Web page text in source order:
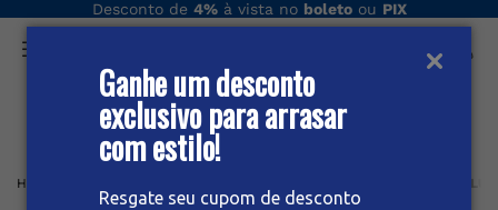
Ganhe um desconto
exclusivo para arrasar
com estilo!
Resgate seu cupom de desconto
Desconto de 4%à vista no boletoou PIX
O que você procura hoje?
Home